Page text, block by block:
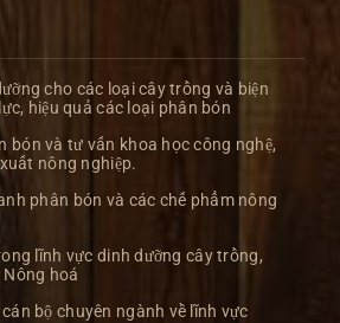
cho các loại cây trồng và biện
hiệu quả các loại phân bón
bón và tư vấn khoa học công nghệ,
nông nghiệp.
phân bón và các chế phẩm nông
lĩnh vực dinh dưỡng cây trồng,
hoá
bộ chuyên ngành về lĩnh vực